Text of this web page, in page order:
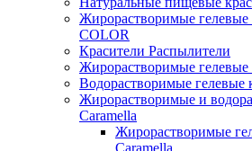
Жирорастворимые гелевые
COLOR
Красители Распылители
Жирорастворимые гелевые
Водорастворимые гелевые
Жирорастворимые и
Caramella
Жирорастворимые
Caramella